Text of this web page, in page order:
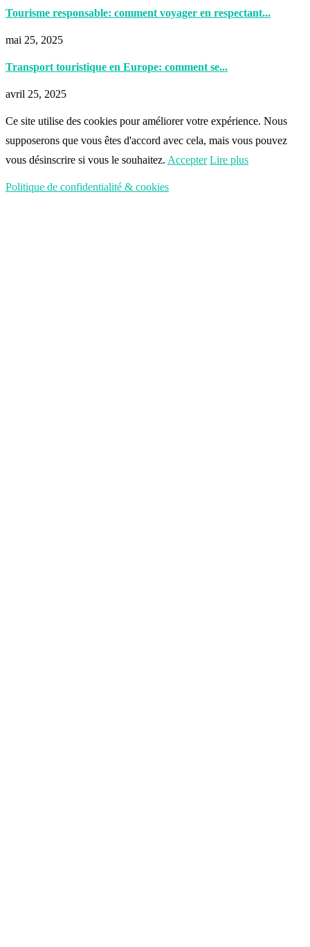
Tourisme responsable: comment voyager en respectant...
mai 25, 2025
Transport touristique en Europe: comment se...
avril 25, 2025
Ce site utilise des cookies pour améliorer votre expérience. Nous
supposerons que vous êtes d'accord avec cela, mais vous pouvez
vous désinscrire si vous le souhaitez. Accepter Lire plus
Politique de confidentialité & cookies